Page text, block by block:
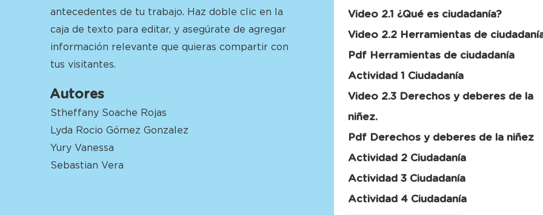
antecedentes de tu trabajo. Haz doble clic en la
caja de texto para editar, y asegúrate de agregar
información relevante que quieras compartir con
tus visitantes.
Autores
Stheffany Soache Rojas
Lyda Rocio Gómez Gonzalez
Yury Vanessa
Sebastian Vera
Video 2.1 ¿Qué es ciudadanía?
Video 2.2 Herramientas de
Pdf Herramientas de ciudadanía
Actividad 1 Ciudadanía
Video 2.3 Derechos y deberes de la
niñez.
Pdf Derechos y deberes de la niñez
Actividad 2 Ciudadanía
Actividad 3 Ciudadanía
Actividad 4 Ciudadanía